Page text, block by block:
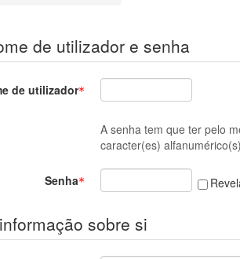
de utilizador e senha
de utilizador
A senha tem que ter pelo
caracter(es) alfanumérico(s)
Senha
sobre si